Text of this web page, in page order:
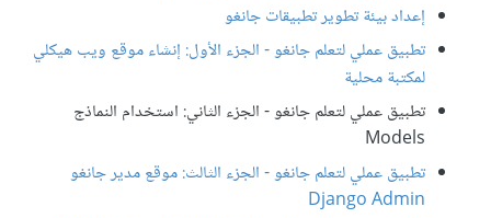
إعداد بيئة تطوير تطبيقات جانغو
تطبيق عملي لتعلم جانغو - الجزء الأول: إنشاء موقع ويب هيكلي
لمكتبة محلية
تطبيق عملي لتعلم جانغو - الجزء الثاني: استخدام النماذج
Models
تطبيق عملي لتعلم جانغو - الجزء الثالث: موقع مدير جانغو
Django Admin